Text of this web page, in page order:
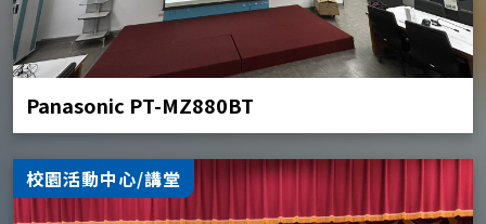
Panasonic PT-MZ880BT
校園活動中心/講堂